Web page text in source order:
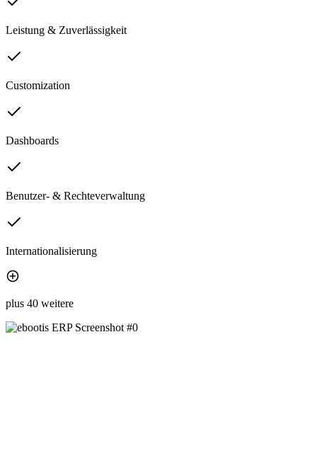
Leistung & Zuverlässigkeit
Customization
Dashboards
Benutzer- & Rechteverwaltung
Internationalisierung
plus 40 weitere